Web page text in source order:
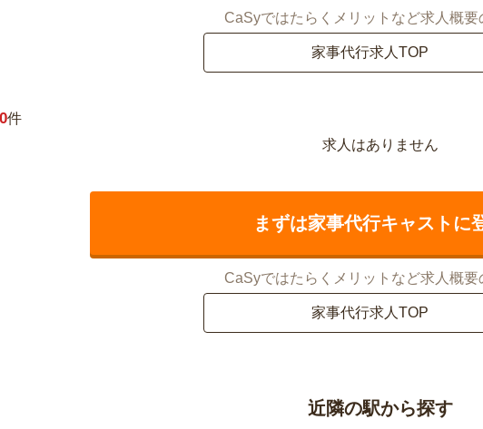
CaSyではたらくメリットなど求人概要
家事代行求人TOP
0件
求人はありません
まずは家事代行キャストに
CaSyではたらくメリットなど求人概要
家事代行求人TOP
近隣の駅から探す